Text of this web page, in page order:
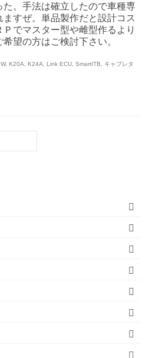
。手法は確立したので車種専
すぜ。単品製作だと設計コス
Ｐでマスター型や雌型作るより
望の方はご検討下さい。
, K20A K24A Link ECU SmartITB
キャブレタ